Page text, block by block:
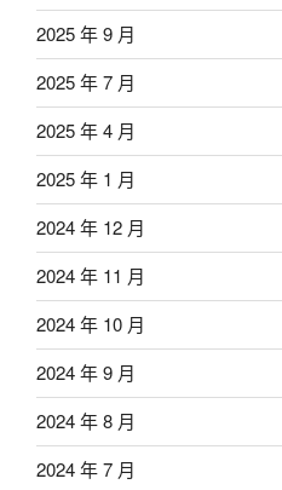
2025 年 9 月
2025 年 7 月
2025 年 4 月
2025 年 1 月
2024 年 12 月
2024 年 11 月
2024 年 10 月
2024 年 9 月
2024 年 8 月
2024 年 7 月